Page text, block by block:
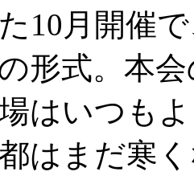
10月開催で
形式。本
はいつも
はまだ寒